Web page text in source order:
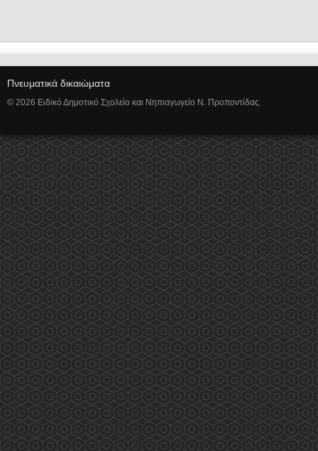
Πνευματικά δικαιώματα
© 2026 Ειδικό Δημοτικό Σχολείο και Νηπιαγωγείο Ν. Προποντίδας.